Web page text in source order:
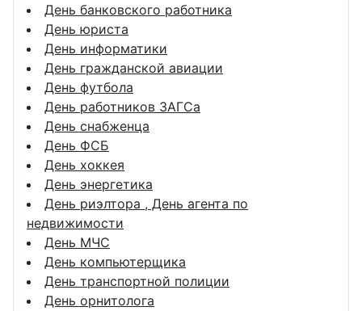
День банковского работника
День юриста
День информатики
День гражданской авиации
День футбола
День работников ЗАГСа
День снабженца
День ФСБ
День хоккея
День энергетика
День риэлтора , День агента по
недвижимости
День МЧС
День компьютерщика
День транспортной полиции
День орнитолога